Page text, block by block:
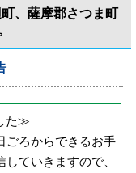
、薩摩郡さつま町
た≫
ごろからできるお手
ていきますので、